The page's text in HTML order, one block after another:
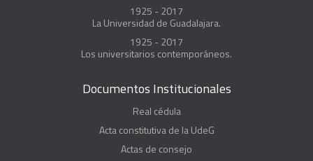
1925 - 2017
La Universidad de Guadalajara.
1925 - 2017
Los universitarios contemporáneos.
Documentos Institucionales
Real cédula
Acta constitutiva de la UdeG
Actas de consejo